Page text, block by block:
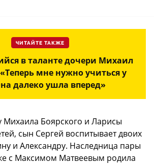
ЧИТАЙТЕ ТАКЖЕ
в таланте дочери Михаил
мне нужно учиться у
далеко ушла вперед»
Боярского и Ларисы
сын Сергей воспитывает двоих
и Александру. Наследница пары
с Максимом Матвеевым родила